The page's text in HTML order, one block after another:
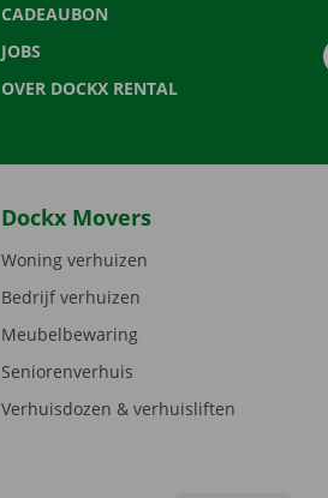
CADEAUBON
JOBS
OVER DOCKX RENTAL
Dockx Movers
Woning verhuizen
Bedrijf verhuizen
Meubelbewaring
Seniorenverhuis
Verhuisdozen & verhuisliften